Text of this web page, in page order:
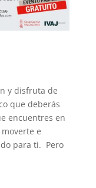
y disfruta de
que deberás
encuentres en
e
para ti. Pero